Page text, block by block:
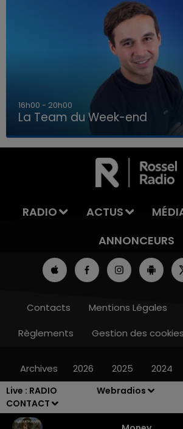
Live : RADIO
CONTACT
Webradios
LA TEAM DU WEEK-END
7h00 - 12h00
La Team du Week-end
RADIO ACTUS
ANNONCEURS
Contacts Mentions Légales
Règlements
Gestion des cookies
Archives 2026 2025 2024